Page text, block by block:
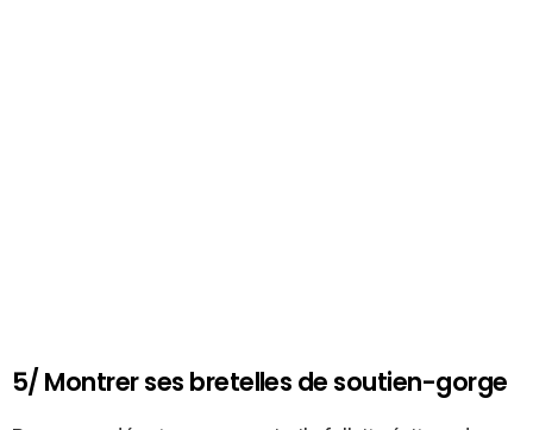
5/ Montrer ses bretelles de soutien-gorge